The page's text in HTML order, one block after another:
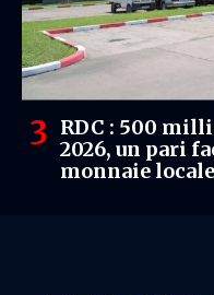
RDC : 500
2026, un pari
monnaie locale